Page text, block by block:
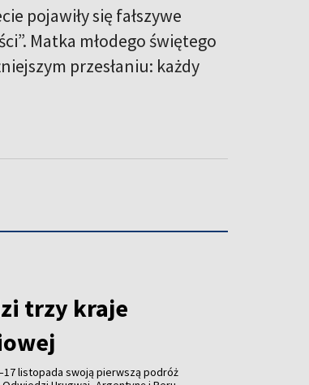
pojawiły się fałszywe
Matka młodego świętego
przesłaniu: każdy
trzy kraje
listopada swoją pierwszą podróż